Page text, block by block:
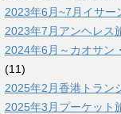
2023年6月~7月イサー
2023年7月アンヘレス
2024年6月～カオサン
(11)
2025年2月香港トラン
2025年3月プーケット